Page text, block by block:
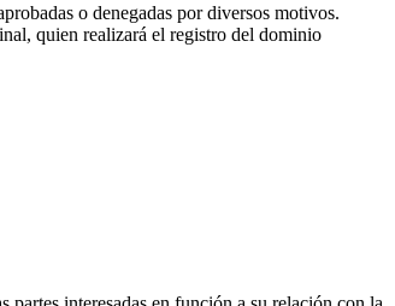
o denegadas por diversos motivos.
quien realizará el registro del dominio